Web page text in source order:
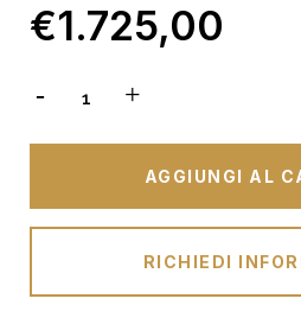
€1.725,00
AGGIUNGI AL
RICHIEDI